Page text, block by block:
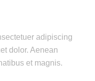
adipiscing
dolor. Aenean
et magnis.